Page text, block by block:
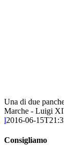
Una di due
Marche - Luigi
l2016-06-
Consigliamo